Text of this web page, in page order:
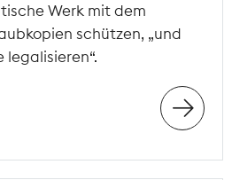
Werk mit dem
schützen, „und